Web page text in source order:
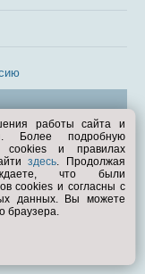
работы сайта и
Более подробную
cookies и правилах
здесь. Продолжая
что были
cookies и согласны с
данных. Вы можете
браузера.